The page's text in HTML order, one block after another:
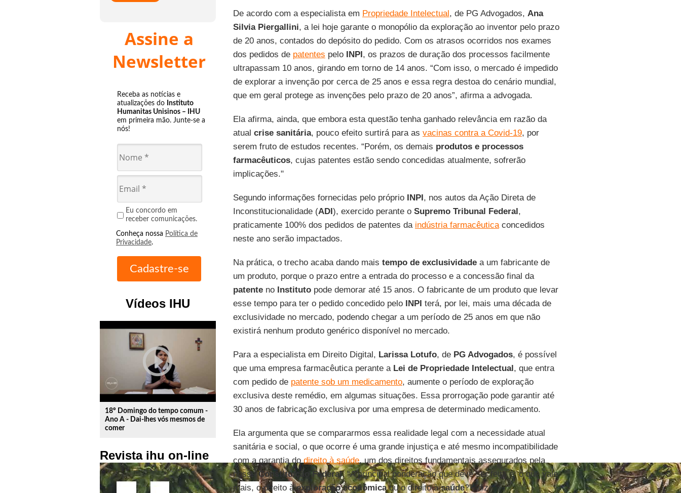
Assine a
Newsletter
Receba as notícias e
atualizações do Instituto
Humanitas Unisinos – IHU
em primeira mão. Junte-se a
nós!
Eu concordo em
receber comunicações.
Conheça nossa Política de
Privacidade.
Vídeos IHU
play_circle_outline
18º Domingo do tempo comum -
Ano A - Dai-lhes vós mesmos de
comer
Revista ihu on-line
De acordo com a especialista em Propriedade Intelectual, de PG Advogados, Ana
Silvia Piergallini, a lei hoje garante o monopólio da exploração ao inventor pelo prazo
de 20 anos, contados do depósito do pedido. Com os atrasos ocorridos nos exames
dos pedidos de patentes pelo INPI, os prazos de duração dos processos facilmente
ultrapassam 10 anos, girando em torno de 14 anos. “Com isso, o mercado é impedido
de explorar a invenção por cerca de 25 anos e essa regra destoa do cenário mundial,
que em geral protege as invenções pelo prazo de 20 anos”, afirma a advogada.
Ela afirma, ainda, que embora esta questão tenha ganhado relevância em razão da
atual crise sanitária, pouco efeito surtirá para as vacinas contra a Covid-19, por
serem fruto de estudos recentes. “Porém, os demais produtos e processos
farmacêuticos, cujas patentes estão sendo concedidas atualmente, sofrerão
implicações."
Segundo informações fornecidas pelo próprio INPI, nos autos da Ação Direta de
Inconstitucionalidade (ADI), exercido perante o Supremo Tribunal Federal,
praticamente 100% dos pedidos de patentes da indústria farmacêuticaconcedidos
neste ano serão impactados.
Na prática, o trecho acaba dando mais tempo de exclusividadea um fabricante de
um produto, porque o prazo entre a entrada do processo e a concessão final da
patenteno Institutopode demorar até 15 anos. O fabricante de um produto que levar
esse tempo para ter o pedido concedido pelo INPI terá, por lei, mais uma década de
exclusividade no mercado, podendo chegar a um período de 25 anos em que não
existirá nenhum produto genérico disponível no mercado.
Para a especialista em Direito Digital, Larissa Lotufo, de PG Advogados, é possível
que uma empresa farmacêutica perante aLei de Propriedade Intelectual, que entra
com pedido de patente sob um medicamento, aumente o período de exploração
exclusiva deste remédio, em algumas situações. Essa prorrogação pode garantir até
30 anos de fabricação exclusiva por uma empresa de determinado medicamento.
Ela argumenta que se compararmos essa realidade legal com a necessidade atual
sanitária e social, o que ocorre é uma grande injustiça e até mesmo incompatibilidade
com a garantia dodireito à saúde, um dos direitos fundamentais assegurados pela
nossaConstituição Federal. “A principal ponderação que deve ser feita é: o que vale
mais, o direito àexploração econômicaou o direito àsaúde?”, diz.